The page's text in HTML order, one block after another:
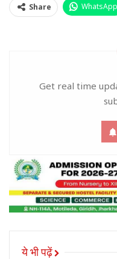
Share WhatsApp
Get real time
ये भी पढ़ें